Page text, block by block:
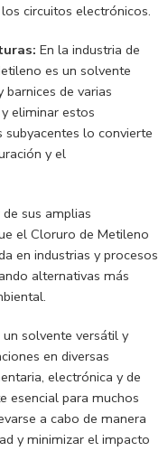
circuitos electrónicos.
En la industria de
es un solvente
de varias
eliminar estos
subyacentes lo convierte
y el
sus amplias
el Cloruro de Metileno
en industrias y procesos
alternativas más
solvente versátil y
en diversas
electrónica y de
esencial para muchos
a cabo de manera
y minimizar el impacto